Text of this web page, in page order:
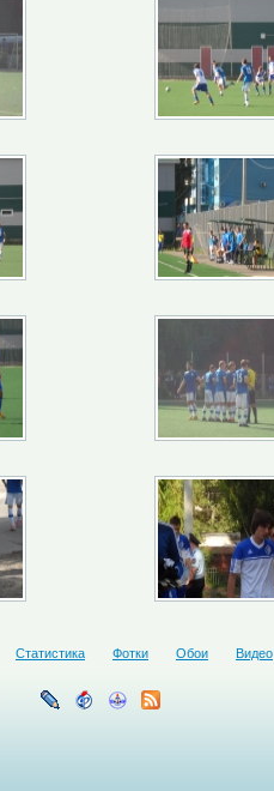
Статистика Фотки Обои Видео